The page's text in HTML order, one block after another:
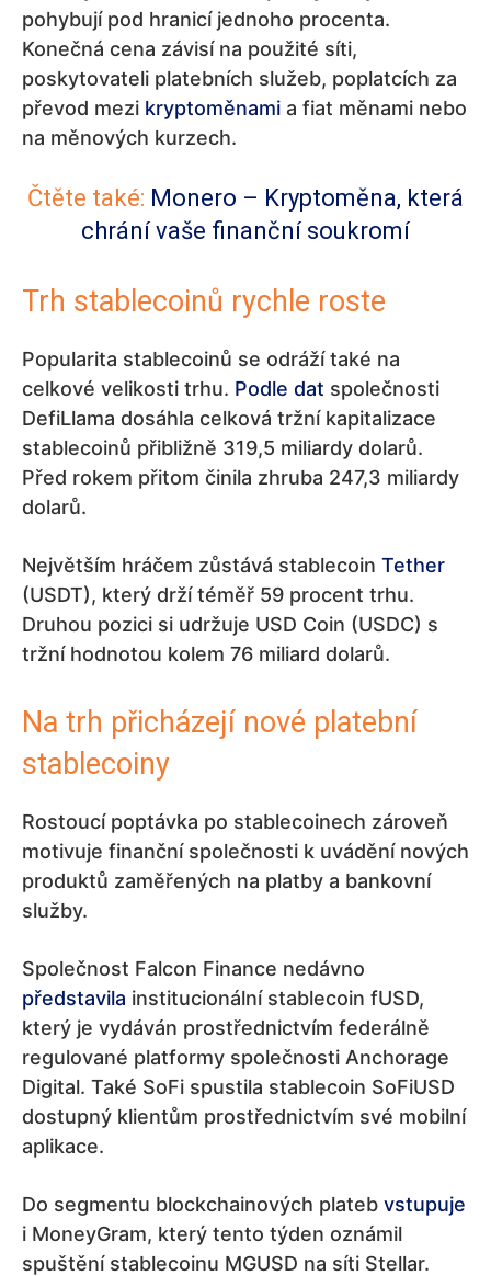
pohybují pod hranicí jednoho procenta.
Konečná cena závisí na použité síti,
poskytovateli platebních služeb, poplatcích za
převod mezi kryptoměnami a fiat měnami nebo
na měnových kurzech.
Čtěte také: Monero – Kryptoměna, která
chrání vaše finanční soukromí
Trh stablecoinů rychle roste
Popularita stablecoinů se odráží také na
celkové velikosti trhu. Podle dat společnosti
DefiLlama dosáhla celková tržní kapitalizace
stablecoinů přibližně 319,5 miliardy dolarů.
Před rokem přitom činila zhruba 247,3 miliardy
dolarů.
Největším hráčem zůstává stablecoin Tether
(USDT), který drží téměř 59 procent trhu.
Druhou pozici si udržuje USD Coin (USDC) s
tržní hodnotou kolem 76 miliard dolarů.
Na trh přicházejí nové platební
stablecoiny
Rostoucí poptávka po stablecoinech zároveň
motivuje finanční společnosti k uvádění nových
produktů zaměřených na platby a bankovní
služby.
Společnost Falcon Finance nedávno
představila institucionální stablecoin fUSD,
který je vydáván prostřednictvím federálně
regulované platformy společnosti Anchorage
Digital. Také SoFi spustila stablecoin SoFiUSD
dostupný klientům prostřednictvím své mobilní
aplikace.
Do segmentu blockchainových plateb vstupuje
i MoneyGram, který tento týden oznámil
spuštění stablecoinu MGUSD na síti Stellar.